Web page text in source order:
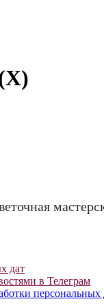
дат
в Телеграм